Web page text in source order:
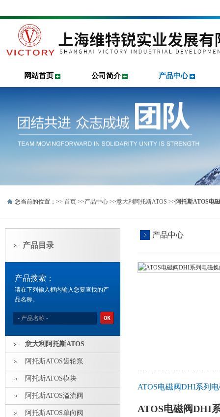
网站首页 公司简介 产品中心
您当前的位置：>> 首页 >>产品中心 >>意大利阿托斯ATOS >> 阿托斯ATOS电
产品目录
产品搜索：
请在下列输入框内输入您要查找的产
品名称。
意大利阿托斯ATOS
阿托斯ATOS齿轮泵
阿托斯ATOS模块
阿托斯ATOS溢流阀
阿托斯ATOS单向阀
产品中心
ATOS电磁阀DHI系列
ATOS电磁阀DHI